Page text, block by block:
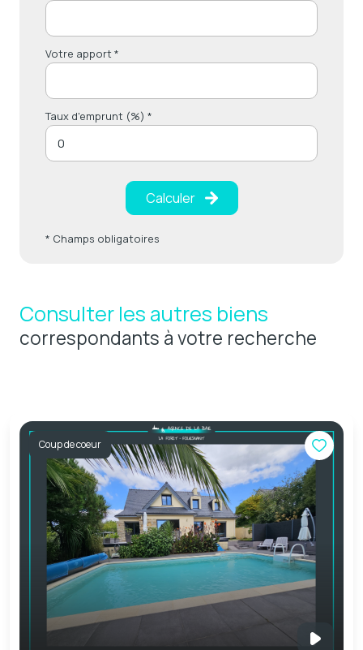
Votre apport *
Taux d'emprunt (%) *
Calculer
* Champs obligatoires
Consulter les autres biens
correspondants à votre recherche
Coup de coeur